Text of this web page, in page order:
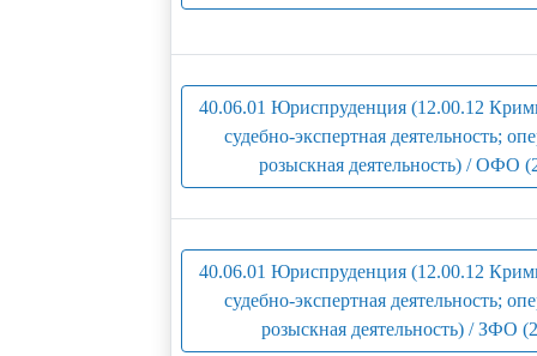
40.06.01 Юриспруденция (12.00.12
судебно-экспертная деятельность;
розыскная деятельность) / ОФО
40.06.01 Юриспруденция (12.00.12
судебно-экспертная деятельность;
розыскная деятельность) / ЗФО